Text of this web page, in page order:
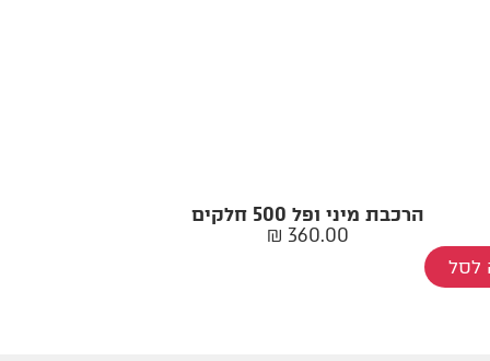
הרכבת מיני ופל 500 חלקים
360.00
₪
לסל